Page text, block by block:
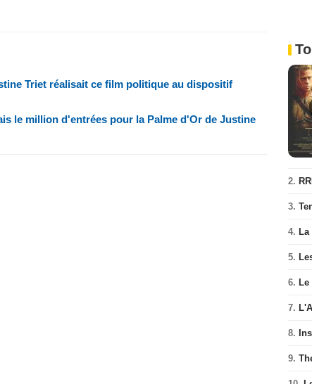
Triet réalisait ce film politique au dispositif
le million d'entrées pour la Palme d'Or de Justine
2.
3.
4.
5.
6.
7.
8.
9.